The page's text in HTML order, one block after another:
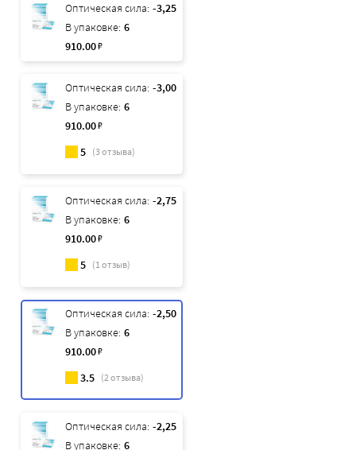
Оптическая сила: -3,25
В упаковке: 6
910.00₽
Оптическая сила: -3,00
В упаковке: 6
910.00₽
5 (3отзыва)
Оптическая сила: -2,75
В упаковке: 6
910.00₽
5 (1отзыв)
Оптическая сила: -2,50
В упаковке: 6
910.00₽
3.5 (2отзыва)
Оптическая сила: -2,25
В упаковке: 6